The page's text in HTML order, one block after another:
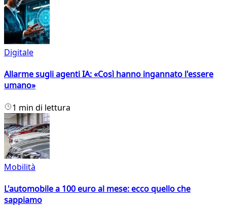
Digitale
Allarme sugli agenti IA: «Così hanno ingannato l'essere
umano»
1 min di lettura
Mobilità
L'automobile a 100 euro al mese: ecco quello che
sappiamo